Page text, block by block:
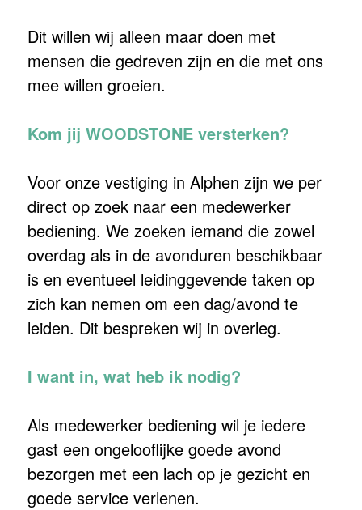
Dit willen wij alleen maar doen met
mensen die gedreven zijn en die met ons
mee willen groeien.
Kom jij WOODSTONE versterken?
Voor onze vestiging in Alphen zijn we per
direct op zoek naar een medewerker
bediening. We zoeken iemand die zowel
overdag als in de avonduren beschikbaar
is en eventueel leidinggevende taken op
zich kan nemen om een dag/avond te
leiden. Dit bespreken wij in overleg.
I want in, wat heb ik nodig?
Als medewerker bediening wil je iedere
gast een ongelooflijke goede avond
bezorgen met een lach op je gezicht en
goede service verlenen.